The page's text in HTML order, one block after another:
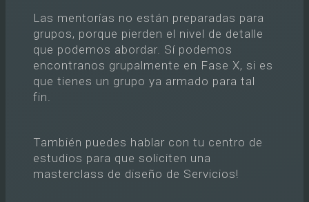
Las mentorías no están preparadas para
grupos, porque pierden el nivel de detalle
que podemos abordar. Sí podemos
encontranos grupalmente en Fase X, si es
que tienes un grupo ya armado para tal
fin.
También puedes hablar con tu centro de
estudios para que soliciten una
masterclass de diseño de Servicios!